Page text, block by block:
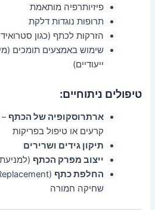
פיזיותרפיה מותאמת
תרופות נוגדות דלקת
הזרקות לכתף (כגון
שימוש באמצעים תומכים
ייעודיים)
טיפולים ניתוחיים:
ארתרוסקופיה של הכתף –
קרעים או טיפול בפריקות
תיקון גידים ושרירים
ייצוב מפרק הכתף
החלפת כתף
שחיקה חמורה